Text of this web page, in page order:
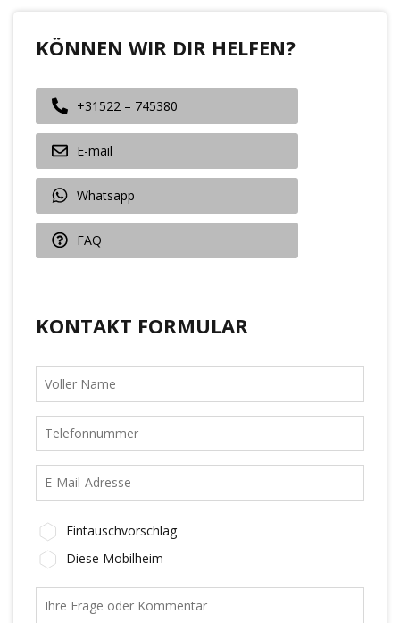
KÖNNEN WIR DIR HELFEN?
+31522 – 745380
E-mail
Whatsapp
FAQ
KONTAKT FORMULAR
Eintauschvorschlag
Diese Mobilheim